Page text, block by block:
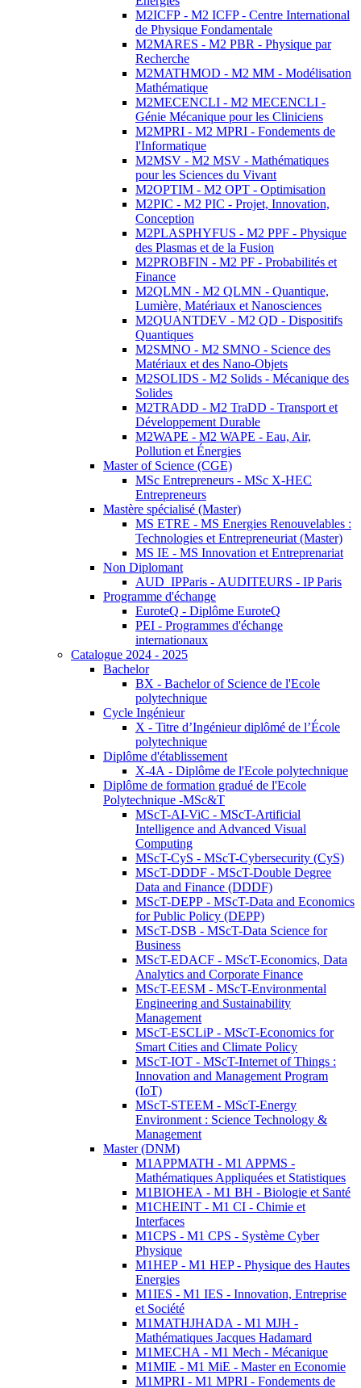
M2ICFP - M2 ICFP - Centre International
de Physique Fondamentale
M2MARES - M2 PBR - Physique par
Recherche
M2MATHMOD - M2 MM - Modélisation
Mathématique
M2MECENCLI - M2 MECENCLI -
Génie Mécanique pour les Cliniciens
M2MPRI - M2 MPRI - Fondements de
l'Informatique
M2MSV - M2 MSV - Mathématiques
pour les Sciences du Vivant
M2OPTIM - M2 OPT - Optimisation
M2PIC - M2 PIC - Projet, Innovation,
Conception
M2PLASPHYFUS - M2 PPF - Physique
des Plasmas et de la Fusion
M2PROBFIN - M2 PF - Probabilités et
Finance
M2QLMN - M2 QLMN - Quantique,
Lumière, Matériaux et Nanosciences
M2QUANTDEV - M2 QD - Dispositifs
Quantiques
M2SMNO - M2 SMNO - Science des
Matériaux et des Nano-Objets
M2SOLIDS - M2 Solids - Mécanique des
Solides
M2TRADD - M2 TraDD - Transport et
Développement Durable
M2WAPE - M2 WAPE - Eau, Air,
Pollution et Énergies
Master of Science (CGE)
MSc Entrepreneurs - MSc X-HEC
Entrepreneurs
Mastère spécialisé (Master)
MS ETRE - MS Energies Renouvelables :
Technologies et Entrepreneuriat (Master)
MS IE - MS Innovation et Entreprenariat
Non Diplomant
AUD_IPParis - AUDITEURS - IP Paris
Programme d'échange
EuroteQ - Diplôme EuroteQ
PEI - Programmes d'échange
internationaux
Catalogue 2024 - 2025
Bachelor
BX - Bachelor of Science de l'Ecole
polytechnique
Cycle Ingénieur
X - Titre d’Ingénieur diplômé de l’École
polytechnique
Diplôme d'établissement
X-4A - Diplôme de l'Ecole polytechnique
Diplôme de formation gradué de l'Ecole
Polytechnique -MSc&T
MScT-AI-ViC - MScT-Artificial
Intelligence and Advanced Visual
Computing
MScT-CyS - MScT-Cybersecurity (CyS)
MScT-DDDF - MScT-Double Degree
Data and Finance (DDDF)
MScT-DEPP - MScT-Data and Economics
for Public Policy (DEPP)
MScT-DSB - MScT-Data Science for
Business
MScT-EDACF - MScT-Economics, Data
Analytics and Corporate Finance
MScT-EESM - MScT-Environmental
Engineering and Sustainability
Management
MScT-ESCLiP - MScT-Economics for
Smart Cities and Climate Policy
MScT-IOT - MScT-Internet of Things :
Innovation and Management Program
(IoT)
MScT-STEEM - MScT-Energy
Environment : Science Technology &
Management
Master (DNM)
M1APPMATH - M1 APPMS -
Mathématiques Appliquées et Statistiques
M1BIOHEA - M1 BH - Biologie et Santé
M1CHEINT - M1 CI - Chimie et
Interfaces
M1CPS - M1 CPS - Système Cyber
Physique
M1HEP - M1 HEP - Physique des Hautes
Energies
M1IES - M1 IES - Innovation, Entreprise
et Société
M1MATHJHADA - M1 MJH -
Mathématiques Jacques Hadamard
M1MECHA - M1 Mech - Mécanique
M1MIE - M1 MiE - Master en Economie
M1MPRI - M1 MPRI - Fondements de